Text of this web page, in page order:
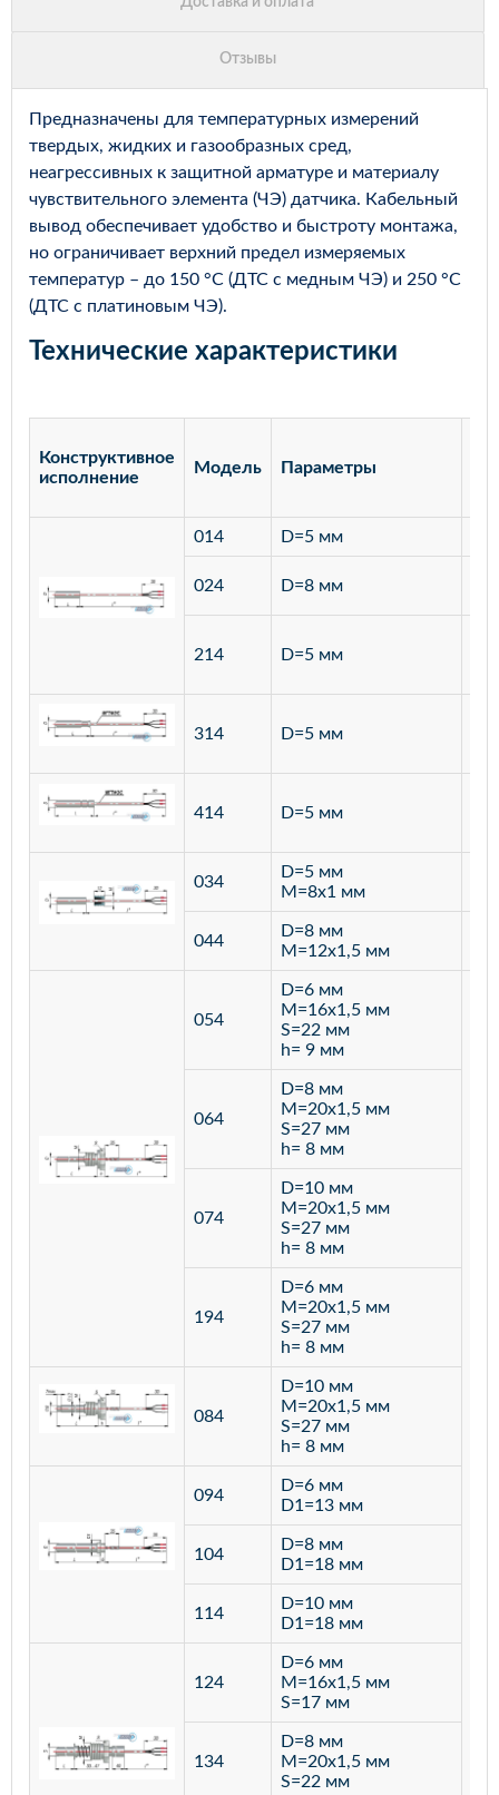
Предназначены для температурных измерений
твердых, жидких и газообразных сред,
неагрессивных к защитной арматуре и материалу
чувствительного элемента (ЧЭ) датчика. Кабельный
вывод обеспечивает удобство и быстроту монтажа,
но ограничивает верхний предел измеряемых
температур – до 150 °С (ДТС с медным ЧЭ) и 250 °С
(ДТС с платиновым ЧЭ).
Технические характеристики
Конструктивное
исполнение
Модель Параметры
014 D=5 мм
024 D=8 мм
214 D=5 мм
314 D=5 мм
414 D=5 мм
034
D=5 мм
M=8х1 мм
044
D=8 мм
M=12х1,5 мм
054
D=6 мм
M=16х1,5 мм
S=22 мм
h= 9 мм
064
D=8 мм
M=20х1,5 мм
S=27 мм
h= 8 мм
074
D=10 мм
M=20х1,5 мм
S=27 мм
h= 8 мм
194
D=6 мм
M=20х1,5 мм
S=27 мм
h= 8 мм
084
D=10 мм
M=20х1,5 мм
S=27 мм
h= 8 мм
094
D=6 мм
D1=13 мм
104
D=8 мм
D1=18 мм
114
D=10 мм
D1=18 мм
124
D=6 мм
M=16х1,5 мм
S=17 мм
134
D=8 мм
M=20х1,5 мм
S=22 мм